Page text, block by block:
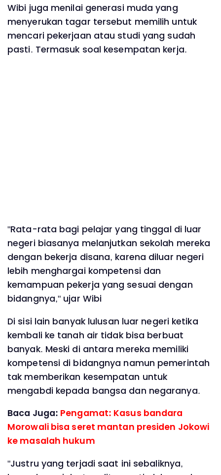
Wibi juga menilai generasi muda yang
menyerukan tagar tersebut memilih untuk
mencari pekerjaan atau studi yang sudah
pasti. Termasuk soal kesempatan kerja.
"Rata-rata bagi pelajar yang tinggal di luar
negeri biasanya melanjutkan sekolah mereka
dengan bekerja disana, karena diluar negeri
lebih menghargai kompetensi dan
kemampuan pekerja yang sesuai dengan
bidangnya," ujar Wibi
Di sisi lain banyak lulusan luar negeri ketika
kembali ke tanah air tidak bisa berbuat
banyak. Meski di antara mereka memiliki
kompetensi di bidangnya namun pemerintah
tak memberikan kesempatan untuk
mengabdi kepada bangsa dan negaranya.
Baca Juga: Pengamat: Kasus bandara
Morowali bisa seret mantan presiden Jokowi
ke masalah hukum
"Justru yang terjadi saat ini sebaliknya,